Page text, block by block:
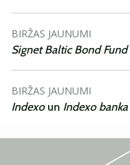
BIRŽAS JAUNUMI
Signet Baltic Bond Fund
BIRŽAS JAUNUMI
Indexoun Indexo banka